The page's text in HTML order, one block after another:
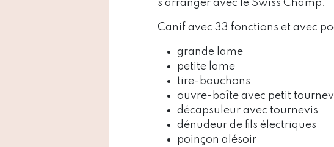
s’arranger avec le Swiss Champ.
Canif avec 33 fonctions et avec
grande lame
petite lame
tire-bouchons
ouvre-boîte avec petit
décapsuleur avec tournevis
dénudeur de fils électriques
poinçon alésoir